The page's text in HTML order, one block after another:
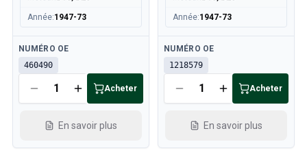
Année:1947-73
Disponible
NUMÉRO OE
460490
Acheter
En savoir plus
Année:1947-73
Disponible
NUMÉRO OE
1218579
Acheter
En savoir plus